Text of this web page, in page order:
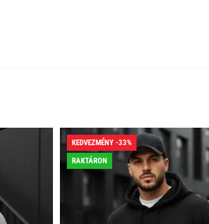
KEDVEZMÉNY -33%
RAKTÁRON